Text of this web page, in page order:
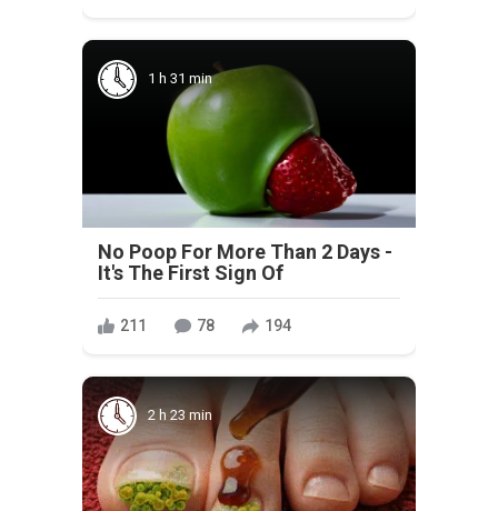
1 h 31 min
No Poop For More Than 2 Days -
It's The First Sign Of
211 78 194
2 h 23 min